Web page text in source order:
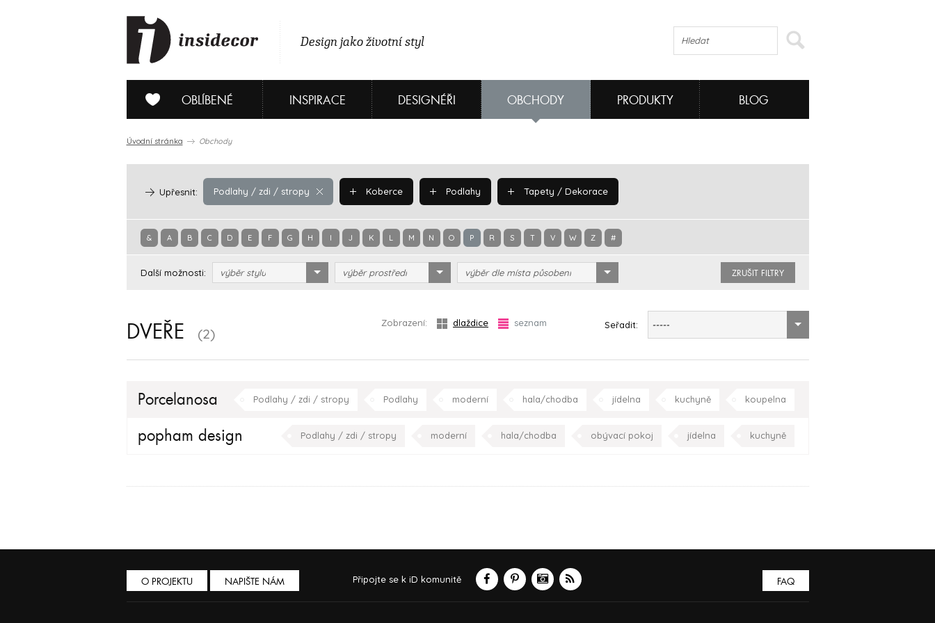
Design jako životní styl
OBLÍBENÉ INSPIRACE DESIGNÉŘI OBCHODY PRODUKTY BLOG
Úvodní stránka Obchody
Podlahy / zdi / stropy
Upřesnit: Koberce Podlahy Tapety / Dekorace
& A B C D E F G H I J K L M N O P R S T V W Z #
Další možnosti: výběr stylu výběr prostředí výběr dle místa působení ZRUŠIT FILTRY
DVEŘE (2)
Zobrazení: dlaždice seznam Seřadit: -----
Porcelanosa Podlahy / zdi / stropy Podlahy moderní hala/chodba jídelna kuchyně koupelna
popham design Podlahy / zdi / stropy moderní hala/chodba obývací pokoj jídelna kuchyně
O PROJEKTU NAPIŠTE NÁM Připojte se k iD komunitě FAQ